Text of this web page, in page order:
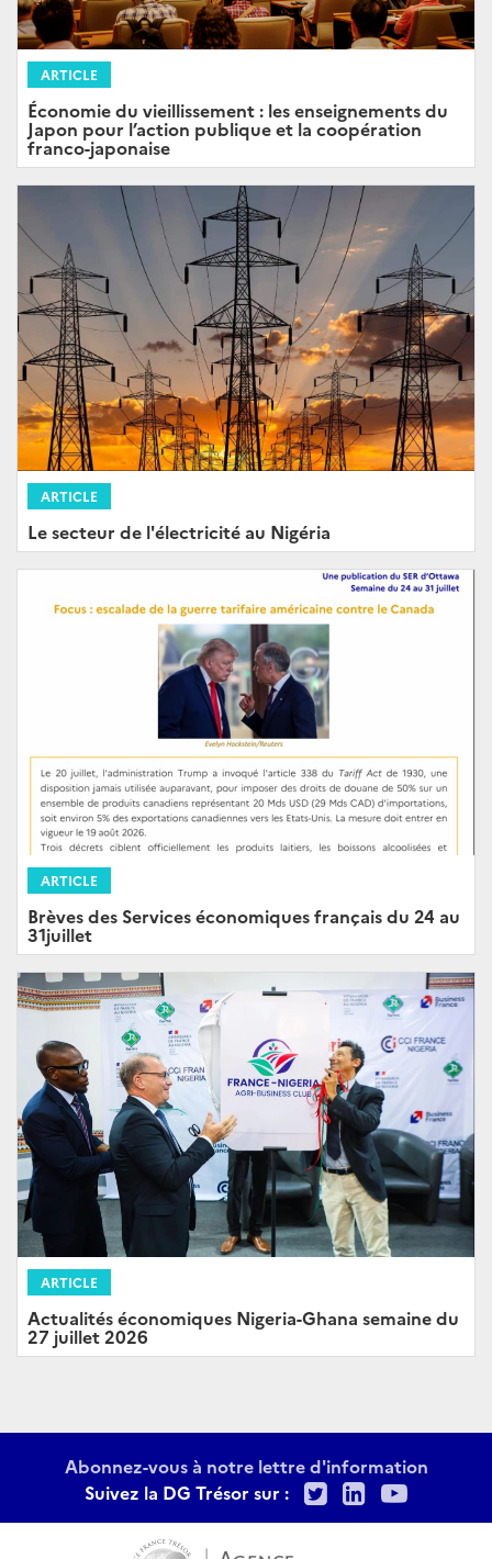
ARTICLE
Économie du vieillissement : les enseignements du
Japon pour l’action publique et la coopération
franco-japonaise
ARTICLE
Le secteur de l'électricité au Nigéria
ARTICLE
Brèves des Services économiques français du 24 au
31juillet
ARTICLE
Actualités économiques Nigeria-Ghana semaine du
27 juillet 2026
Abonnez-vous à notre lettre d'information
Suivez la DG Trésor sur :
TwitterLinkedIn